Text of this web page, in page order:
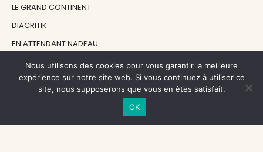
LE GRAND CONTINENT
DIACRITIK
EN ATTENDANT NADEAU
NOS SOUTIENS
Nous utilisons des cookies pour vous garantir la meilleure
expérience sur notre site web. Si vous continuez à utiliser ce
site, nous supposerons que vous en êtes satisfait.
OK